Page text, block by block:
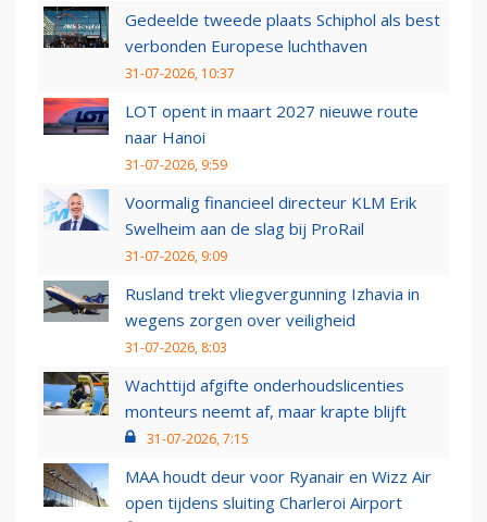
Gedeelde tweede plaats Schiphol als best
verbonden Europese luchthaven
31-07-2026, 10:37
LOT opent in maart 2027 nieuwe route
naar Hanoi
31-07-2026, 9:59
Voormalig financieel directeur KLM Erik
Swelheim aan de slag bij ProRail
31-07-2026, 9:09
Rusland trekt vliegvergunning Izhavia in
wegens zorgen over veiligheid
31-07-2026, 8:03
Wachttijd afgifte onderhoudslicenties
monteurs neemt af, maar krapte blijft
31-07-2026, 7:15
MAA houdt deur voor Ryanair en Wizz Air
open tijdens sluiting Charleroi Airport